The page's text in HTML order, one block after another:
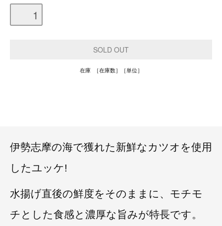
在庫 ［在庫数］［単位］
伊勢志摩の海で獲れた新鮮なカツオを使用
したユッケ!
水揚げ直後の鮮度をそのままに、モチモ
チとした食感と濃厚な旨みが特長です。